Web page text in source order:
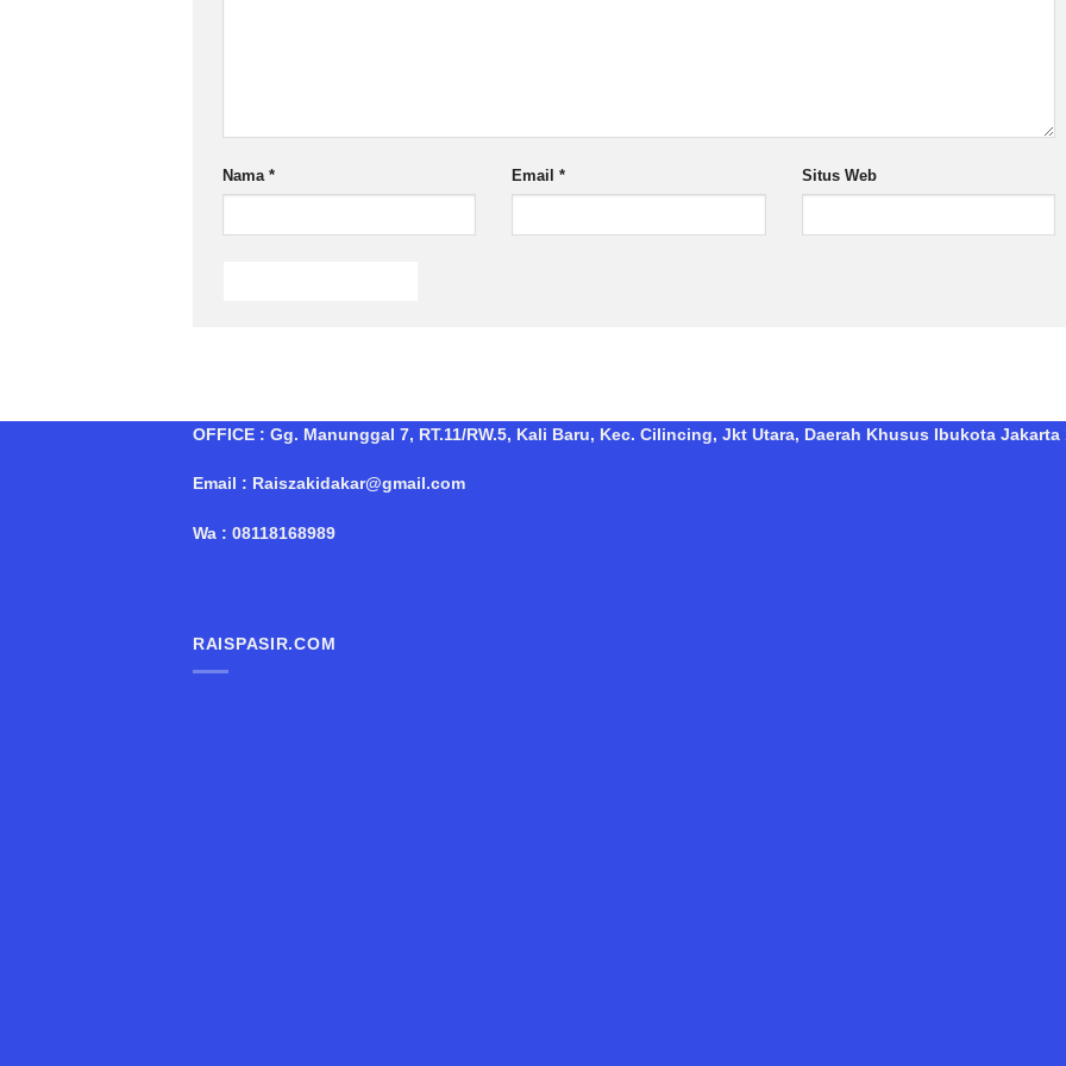
Nama * Email* Situs Web
OFFICE : Gg. Manunggal 7, RT.11/RW.5, Kali Baru, Kec. Cilincing, Jkt Utara, Daerah Khusus Ibukota Jakarta
Email : Raiszakidakar@gmail.com
Wa : 08118168989
RAISPASIR.COM